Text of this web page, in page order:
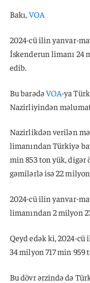
Bakı,VOA
2024-cü ilin yanvar-
İskenderun limanı 24
edib.
Bu barədəVOA-ya
Nazirliyindən
Nazirlikdən verilən
limanından Türkiyə
min 853 ton yük, digər
gəmilərlə isə 22
2024-cü ilin yanvar-
limanından 2 milyon
Qeyd edək ki, 2024-
34 milyon 717 min 959
Bu dövr ərzində də